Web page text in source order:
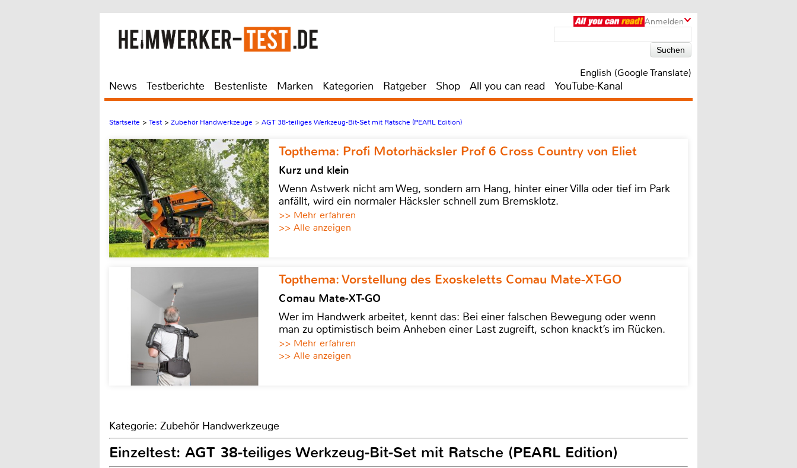
Anmelden
English (Google Translate)
News Testberichte Bestenliste Marken Kategorien Ratgeber Shop All you can read YouTube-Kanal
Startseite > Test > Zubehör Handwerkzeuge > AGT 38-teiliges Werkzeug-Bit-Set mit Ratsche (PEARL Edition)
Topthema: Profi Motorhäcksler Prof 6 Cross Country von Eliet
Kurz und klein
Wenn Astwerk nicht am Weg, sondern am Hang, hinter einer Villa oder tief im Park
anfällt, wird ein normaler Häcksler schnell zum Bremsklotz.
>> Mehr erfahren
>> Alle anzeigen
Topthema: Vorstellung des Exoskeletts Comau Mate-XT-GO
Comau Mate-XT-GO
Wer im Handwerk arbeitet, kennt das: Bei einer falschen Bewegung oder wenn
man zu optimistisch beim Anheben einer Last zugreift, schon knackt’s im Rücken.
>> Mehr erfahren
>> Alle anzeigen
Kategorie: Zubehör Handwerkzeuge
Einzeltest: AGT 38-teiliges Werkzeug-Bit-Set mit Ratsche (PEARL Edition)